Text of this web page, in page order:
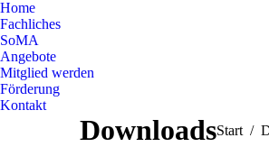
Home
Fachliches
SoMA
Angebote
Mitglied werden
Förderung
Kontakt
DownloadsSie
Start